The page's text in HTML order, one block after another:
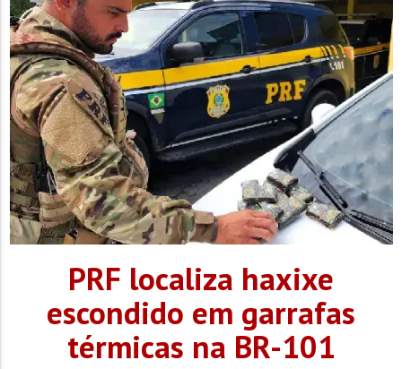
PRF localiza haxixe
escondido em garrafas
térmicas na BR-101